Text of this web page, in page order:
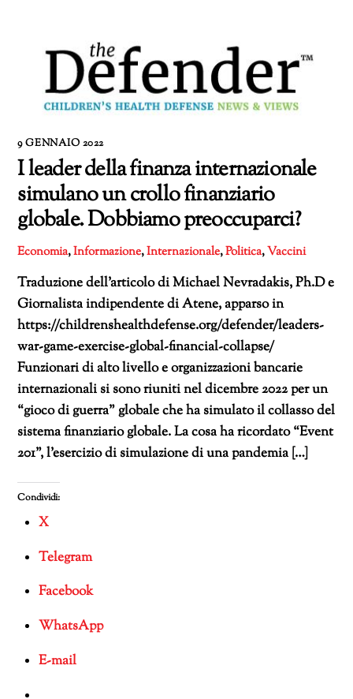
9 GENNAIO 2022
I leader della finanza internazionale
simulano un crollo finanziario
globale. Dobbiamo preoccuparci?
Economia,Informazione,Internazionale,Politica,Vaccini
Traduzione dell’articolo di Michael Nevradakis, Ph.D e
Giornalista indipendente di Atene, apparso in
https://childrenshealthdefense.org/defender/leaders-
war-game-exercise-global-financial-collapse/
Funzionari di alto livello e organizzazioni bancarie
internazionali si sono riuniti nel dicembre 2022 per un
“gioco di guerra” globale che ha simulato il collasso del
sistema finanziario globale. La cosa ha ricordato “Event
201”, l’esercizio di simulazione di una pandemia […]
Condividi:
X
Telegram
Facebook
WhatsApp
E-mail